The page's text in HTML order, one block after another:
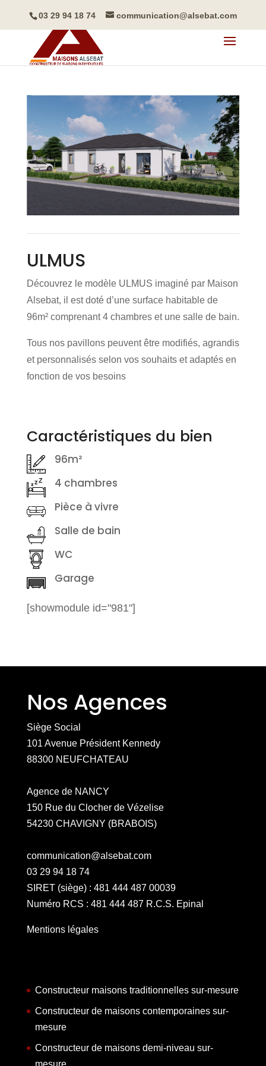
03 29 94 18 74 communication@alsebat.com
ULMUS
Découvrez le modèle ULMUS imaginé par Maison
Alsebat, il est doté d’une surface habitable de
96m² comprenant 4 chambres et une salle de bain.
Tous nos pavillons peuvent être modifiés, agrandis
et personnalisés selon vos souhaits et adaptés en
fonction de vos besoins
Caractéristiques du bien
96m²
4 chambres
Pièce à vivre
Salle de bain
WC
Garage
[showmodule id="981"]
Nos Agences
Siège Social
101 Avenue Président Kennedy
88300 NEUFCHATEAU
Agence de NANCY
150 Rue du Clocher de Vézelise
54230 CHAVIGNY (BRABOIS)
communication@alsebat.com
03 29 94 18 74
SIRET (siège) : 481 444 487 00039
Numéro RCS : 481 444 487 R.C.S. Epinal
Mentions légales
Constructeur maisons traditionnelles sur-mesure
Constructeur de maisons contemporaines sur-
mesure
Constructeur de maisons demi-niveau sur-